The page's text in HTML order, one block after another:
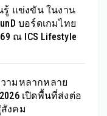
รู้ แข่งขัน ในงาน
บอร์ดเกมไทย
ณ ICS Lifestyle
ามหลากหลาย
เปิดพื้นที่ส่งต่อ
งคม